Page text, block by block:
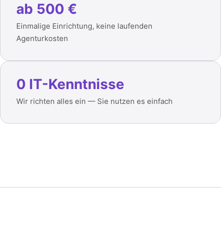
ab 500 €
Einmalige Einrichtung, keine laufenden
Agenturkosten
0 IT-Kenntnisse
Wir richten alles ein — Sie nutzen es einfach